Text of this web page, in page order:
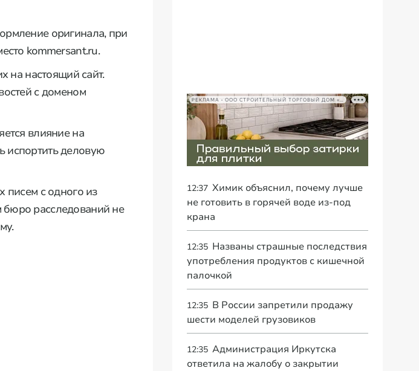
оригинала, при
kommersant.ru.
на настоящий сайт.
с доменом
влияние на
испортить деловую
писем с одного из
расследований не
12:37 Химик объяснил, почему лучше
не готовить в горячей воде из-под
крана
12:35 Названы страшные последствия
употребления продуктов с кишечной
палочкой
12:35 В России запретили продажу
шести моделей грузовиков
12:35 Администрация Иркутска
ответила на жалобу о закрытии